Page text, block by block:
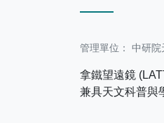
管理單位： 中研院
拿鐵望遠鏡
兼具天文科普與